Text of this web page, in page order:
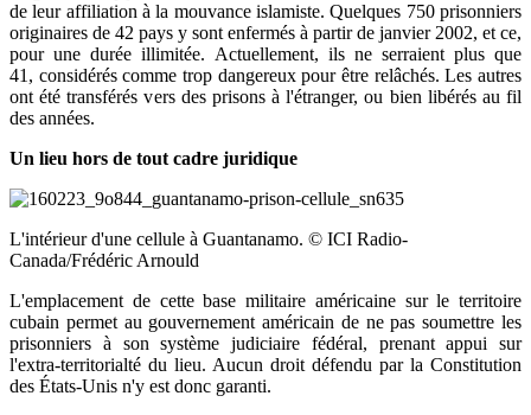
de leur affiliation à la mouvance islamiste. Quelques 750 prisonniers
originaires de 42 pays y sont enfermés à partir de janvier 2002, et ce,
pour une durée illimitée. Actuellement, ils ne serraient plus que
41, considérés comme trop dangereux pour être relâchés. Les autres
ont été transférés vers des prisons à l'étranger, ou bien libérés au fil
des années.
Un lieu hors de tout cadre juridique
L'intérieur d'une cellule à Guantanamo. © ICI Radio-
Canada/Frédéric Arnould
L'emplacement de cette base militaire américaine sur le territoire
cubain permet au gouvernement américain de ne pas soumettre les
prisonniers à son système judiciaire fédéral, prenant appui sur
l'extra-territorialté du lieu. Aucun droit défendu par la Constitution
des États-Unis n'y est donc garanti.